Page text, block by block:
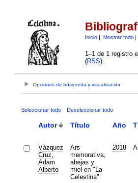
Inicio| Mostrar todo|
1–1 de 1 registro
(RSS):
Opciones de búsqueda y visualización
Seleccionar todo Deseleccionar todo
Autor Título Año
Vázquez
Cruz,
Adam
Alberto
Ars
memorativa,
abejas y
miel en "La
Celestina"
2018